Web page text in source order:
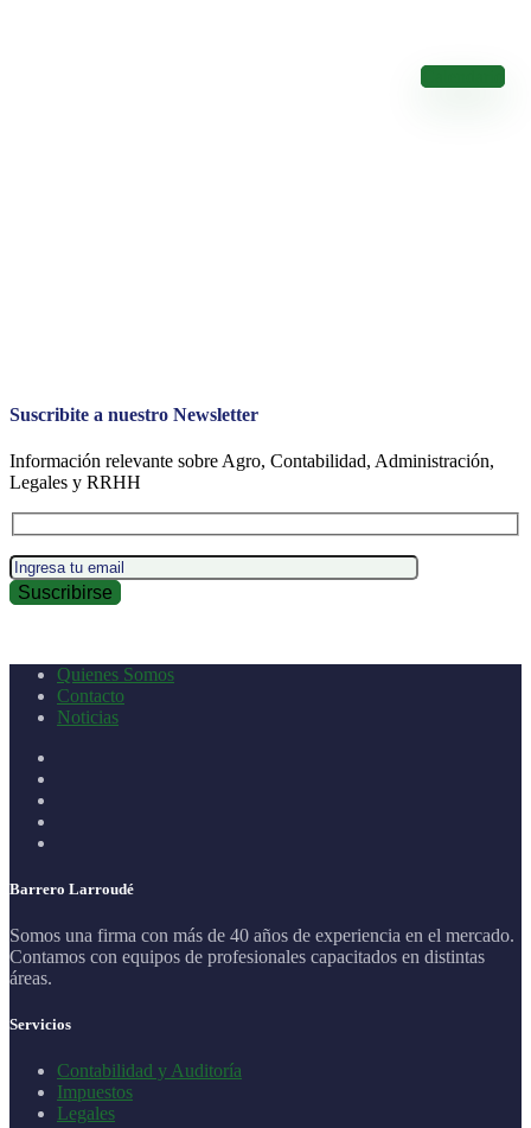
Suscribite a nuestro Newsletter
Información relevante sobre Agro, Contabilidad, Administración,
Legales y RRHH
Quienes Somos
Contacto
Noticias
Barrero Larroudé
Somos una firma con más de 40 años de experiencia en el mercado.
Contamos con equipos de profesionales capacitados en distintas
áreas.
Servicios
Contabilidad y Auditoría
Impuestos
Legales